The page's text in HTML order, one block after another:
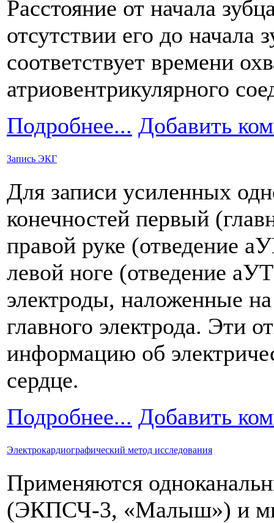
Расстояние от начала
отсутствии его до начала
соответствует времени
атриовентрикулярного
Подробнее... Добавить
Запись ЭКГ
Для записи усиленных
конечностей первый
правой руке (отведение
левой ноге (отведение
электроды, наложенные
главного электрода. Эти
информацию об
сердце.
Подробнее... Добавить
Электрокардиографический метод исследования
Применяются
(ЭКПСЧ-3, «Малыш») и